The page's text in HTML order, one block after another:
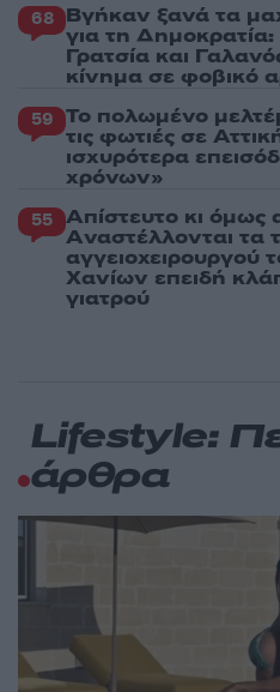
68 Βγήκαν ξανά τα
για τη
Γρατσία και
κίνημα σε φοβικό
59 Το πολωμένο
τις φωτιές σε
ισχυρότερα
χρόνων»
55 Απίστευτο κι όμως
Aναστέλλονται τα
αγγειοχειρουργού
Χανίων επειδή
γιατρού
Lifestyle:
άρθρα